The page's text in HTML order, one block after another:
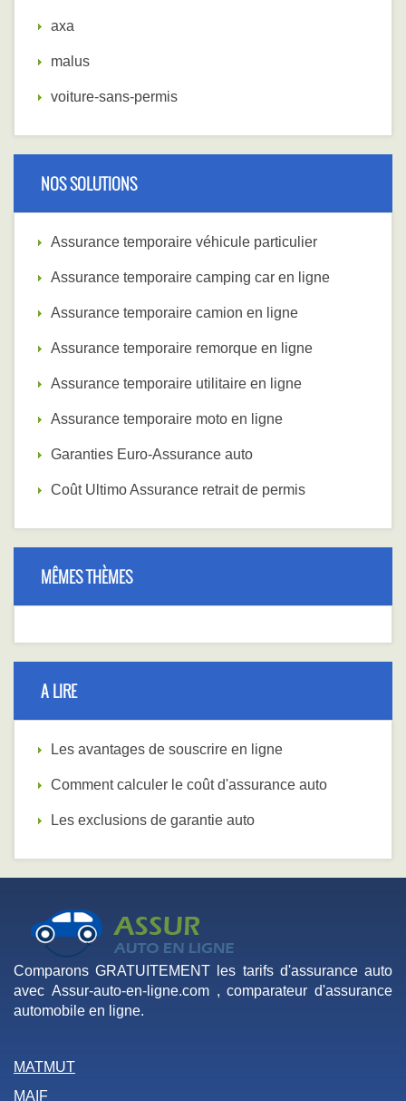
axa
malus
voiture-sans-permis
NOS SOLUTIONS
Assurance temporaire véhicule particulier
Assurance temporaire camping car en ligne
Assurance temporaire camion en ligne
Assurance temporaire remorque en ligne
Assurance temporaire utilitaire en ligne
Assurance temporaire moto en ligne
Garanties Euro-Assurance auto
Coût Ultimo Assurance retrait de permis
MÊMES THÈMES
A LIRE
Les avantages de souscrire en ligne
Comment calculer le coût d'assurance auto
Les exclusions de garantie auto
Comparons GRATUITEMENT les tarifs d'assurance auto
avec Assur-auto-en-ligne.com , comparateur d'assurance
automobile en ligne.
MATMUT
MAIF